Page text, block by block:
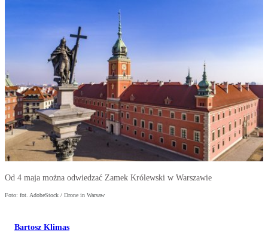
Od 4 maja można odwiedzać Zamek Królewski w Warszawie
Foto: fot. AdobeStock / Drone in Warsaw
Bartosz Klimas